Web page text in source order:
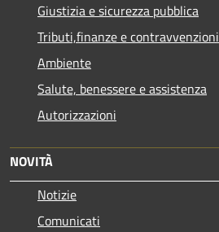
Giustizia e sicurezza pubblica
Tributi,finanze e contravvenzioni
Ambiente
Salute, benessere e assistenza
Autorizzazioni
NOVITÀ
Notizie
Comunicati